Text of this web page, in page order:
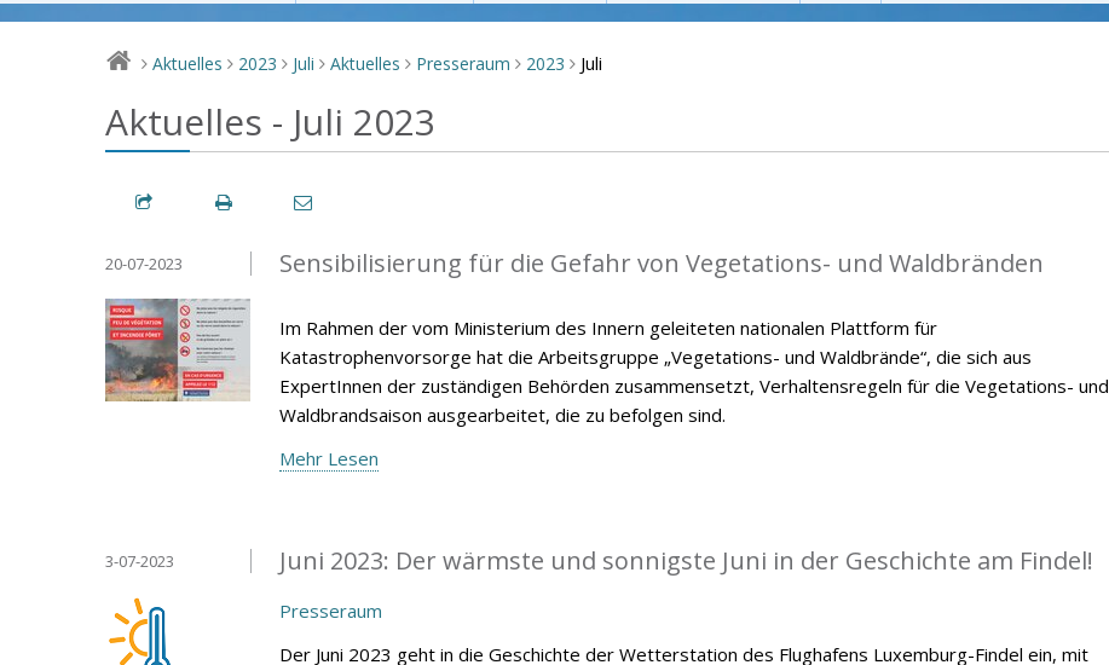
> Aktuelles > 2023 > Juli > Aktuelles > Presseraum > 2023 > Juli
Aktuelles - Juli 2023
Sensibilisierung für die Gefahr von Vegetations- und Waldbränden
20-07-2023
Im Rahmen der vom Ministerium des Innern geleiteten nationalen Plattform für
Katastrophenvorsorge hat die Arbeitsgruppe „Vegetations- und Waldbrände“, die sich aus
ExpertInnen der zuständigen Behörden zusammensetzt, Verhaltensregeln für die Vegetations- und
Waldbrandsaison ausgearbeitet, die zu befolgen sind.
Mehr Lesen
Juni 2023: Der wärmste und sonnigste Juni in der Geschichte am Findel!
3-07-2023
Presseraum
Der Juni 2023 geht in die Geschichte der Wetterstation des Flughafens Luxemburg-Findel ein, mit